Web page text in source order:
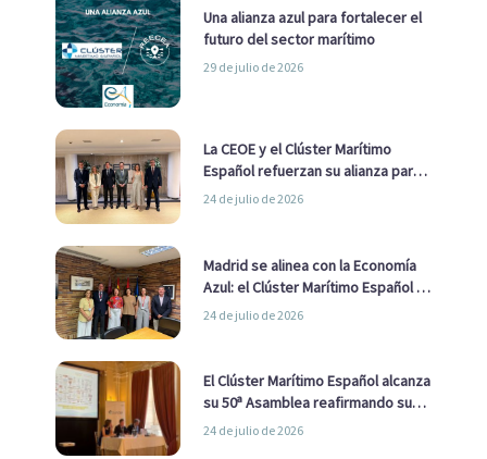
Una alianza azul para fortalecer el
futuro del sector marítimo
29 de julio de 2026
La CEOE y el Clúster Marítimo
Español refuerzan su alianza para
impulsar una estrategia Nacional
24 de julio de 2026
Madrid se alinea con la Economía
Azul: el Clúster Marítimo Español y
la Real Liga Naval avanzan alianzas
24 de julio de 2026
El Clúster Marítimo Español alcanza
su 50ª Asamblea reafirmando su
liderazgo en la Economía Azul
24 de julio de 2026